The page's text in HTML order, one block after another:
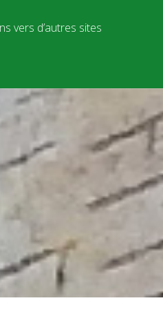
vers d’autres sites